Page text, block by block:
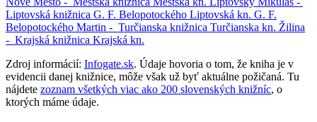
Liptovská knižnica G. F. Belopotockého Liptovská kn. G. F.
Belopotockého Martin - Turčianska knižnica Turčianska kn. Žilina
- Krajská knižnica Krajská kn.
Zdroj informácií: Infogate.sk. Údaje hovoria o tom, že kniha je v
evidencii danej knižnice, môže však už byť aktuálne požičaná. Tu
nájdete zoznam všetkých viac ako 200 slovenských knižníc, o
ktorých máme údaje.